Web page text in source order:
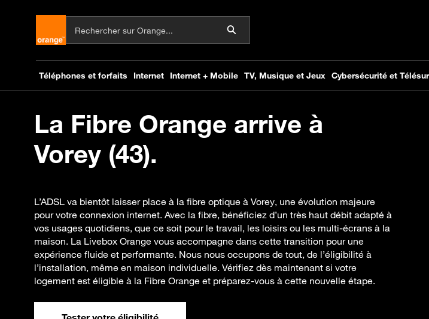
La Fibre Orange arrive à
Vorey (43).
L’ADSL va bientôt laisser place à la fibre optique à Vorey, une évolution majeure
pour votre connexion internet. Avec la fibre, bénéficiez d’un très haut débit adapté à
vos usages quotidiens, que ce soit pour le travail, les loisirs ou les multi-écrans à la
maison. La Livebox Orange vous accompagne dans cette transition pour une
expérience fluide et performante. Nous nous occupons de tout, de l’éligibilité à
l’installation, même en maison individuelle. Vérifiez dès maintenant si votre
logement est éligible à la Fibre Orange et préparez-vous à cette nouvelle étape.